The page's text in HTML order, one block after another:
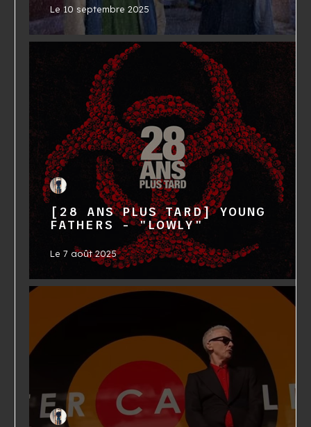
Le 10 septembre 2025
[28 ANS PLUS TARD] YOUNG
FATHERS - "LOWLY"
Le7 août 2025